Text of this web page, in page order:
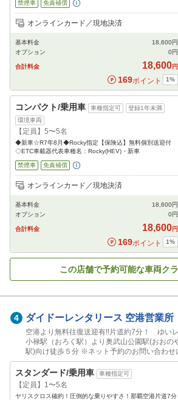
禁煙車 免責補償
追加可能オプション
（次画面で選択ができます）
オンラインカード／現地決済
基本料金 18,600円
オプション
0円
合計料金 18,600円
169ポイント 1%
コンパクト/乗用車 車種指定可
登録1年未満
環境車両
【定員】5〜5名
◆新車☆R7年8月◆Rocky指定【保険込】無料個別送迎付
◇ETC車載器代表車種名：Rocky(HEV)・新車
禁煙車 免責補償
追加可能オプション
（次画面で選択ができます）
オンラインカード／現地決済
基本料金 18,600円
オプション
0円
合計料金 18,600円
169ポイント 1%
この店舗で予約可能な車両ク
4 ダイドーレンタリース 空港営業所
空港より無料往復送迎有!!片道約7分！ ゆい
小禄駅（おろく駅）より奥武山公園駅(おおの
駅)向け徒歩５分 ※ネット予約のお問い合わせ
ましては℡０９８-８９１-８８８８までお問い
くださいませ。
スタンダード/乗用車 車種指定可
【定員】1〜5名
ヤリスクロス確約！圧倒的な乗りやすさ！那覇空港片道7分